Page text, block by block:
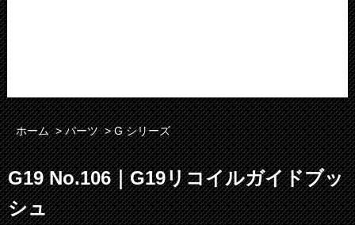
ホーム >パーツ >G シリーズ
G19 No.106｜G19リコイルガイドブッ
シュ